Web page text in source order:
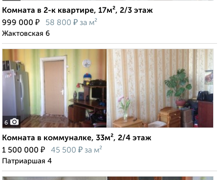
Комната в 2-к квартире, 17м², 2/3 этаж
999 000 ₽ 58 800 ₽ за м²
Жактовская 6
6
Комната в коммуналке, 33м², 2/4 этаж
1 500 000 ₽ 45 500 ₽ за м²
Патриаршая 4